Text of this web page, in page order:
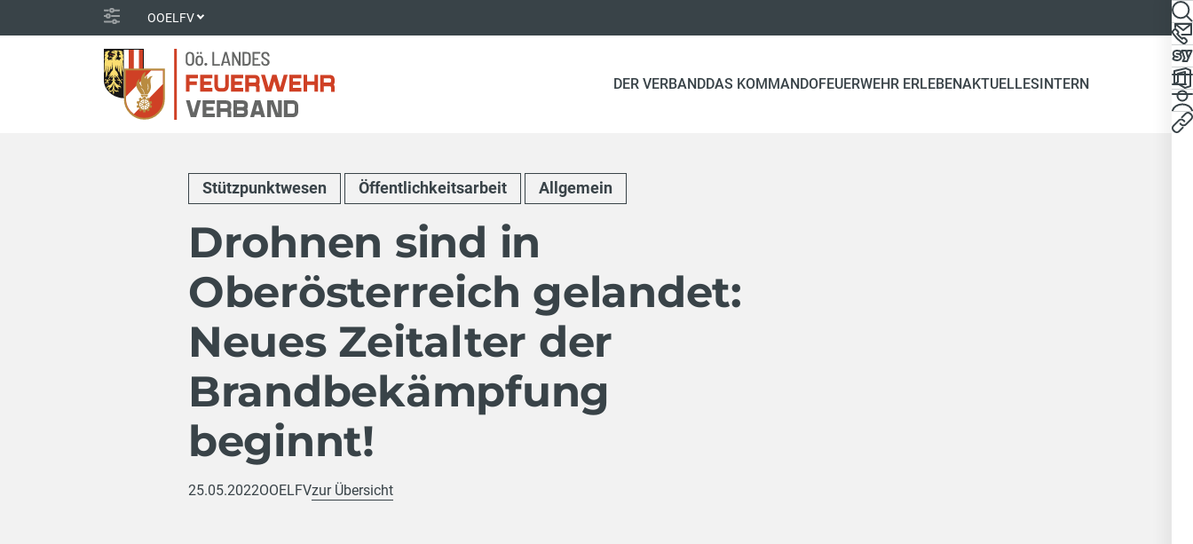
OOELFV
DER VERBANDDAS KOMMANDOFEUERWEHR ERLEBENAKTUELLESINTERN
Stützpunktwesen Öffentlichkeitsarbeit Allgemein
Drohnen sind in
Oberösterreich gelandet:
Neues Zeitalter der
Brandbekämpfung
beginnt!
25.05.2022OOELFVzur Übersicht